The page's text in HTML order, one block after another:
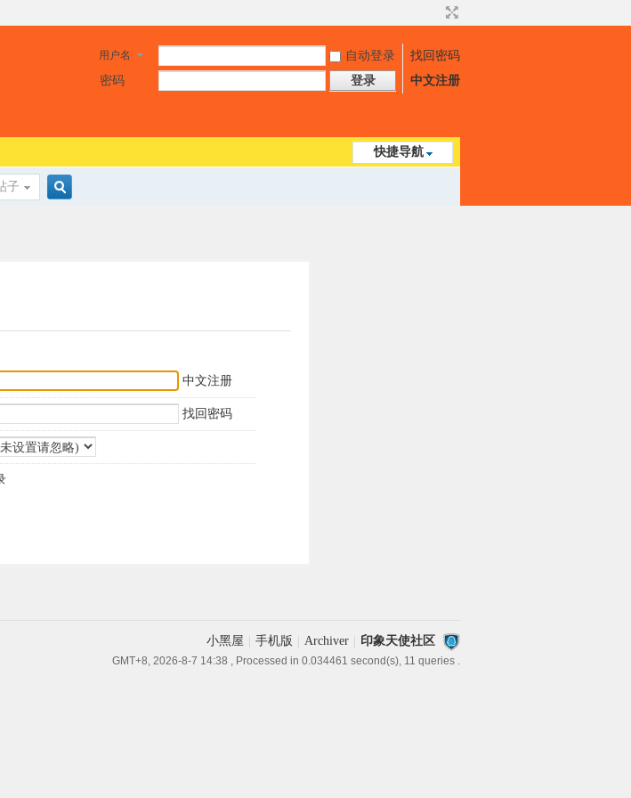
用户名 自动登录
找回密码
密码
登录 中文注册
快捷导航
子
中文注册
找回密码
小黑屋 手机版 Archiver 印象天使社区
GMT+8, 2026-8-7 14:38 , Processed in 0.034461 second(s), 11 queries .